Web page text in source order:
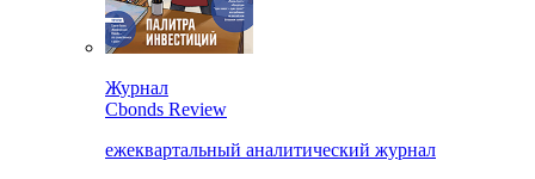
Журнал
Cbonds Review
ежеквартальный аналитический журнал